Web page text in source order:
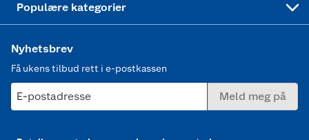
Populære kategorier
Nyhetsbrev
Få ukens tilbud rett i e-postkassen
E-postadresse Meld meg på